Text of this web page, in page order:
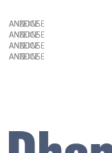
ANZEIGE
ANZEIGE
ANZEIGE
ANZEIGE